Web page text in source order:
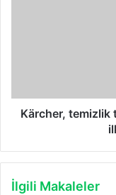
imza
attı!Kärcher, temizlik
İlgili Makaleler